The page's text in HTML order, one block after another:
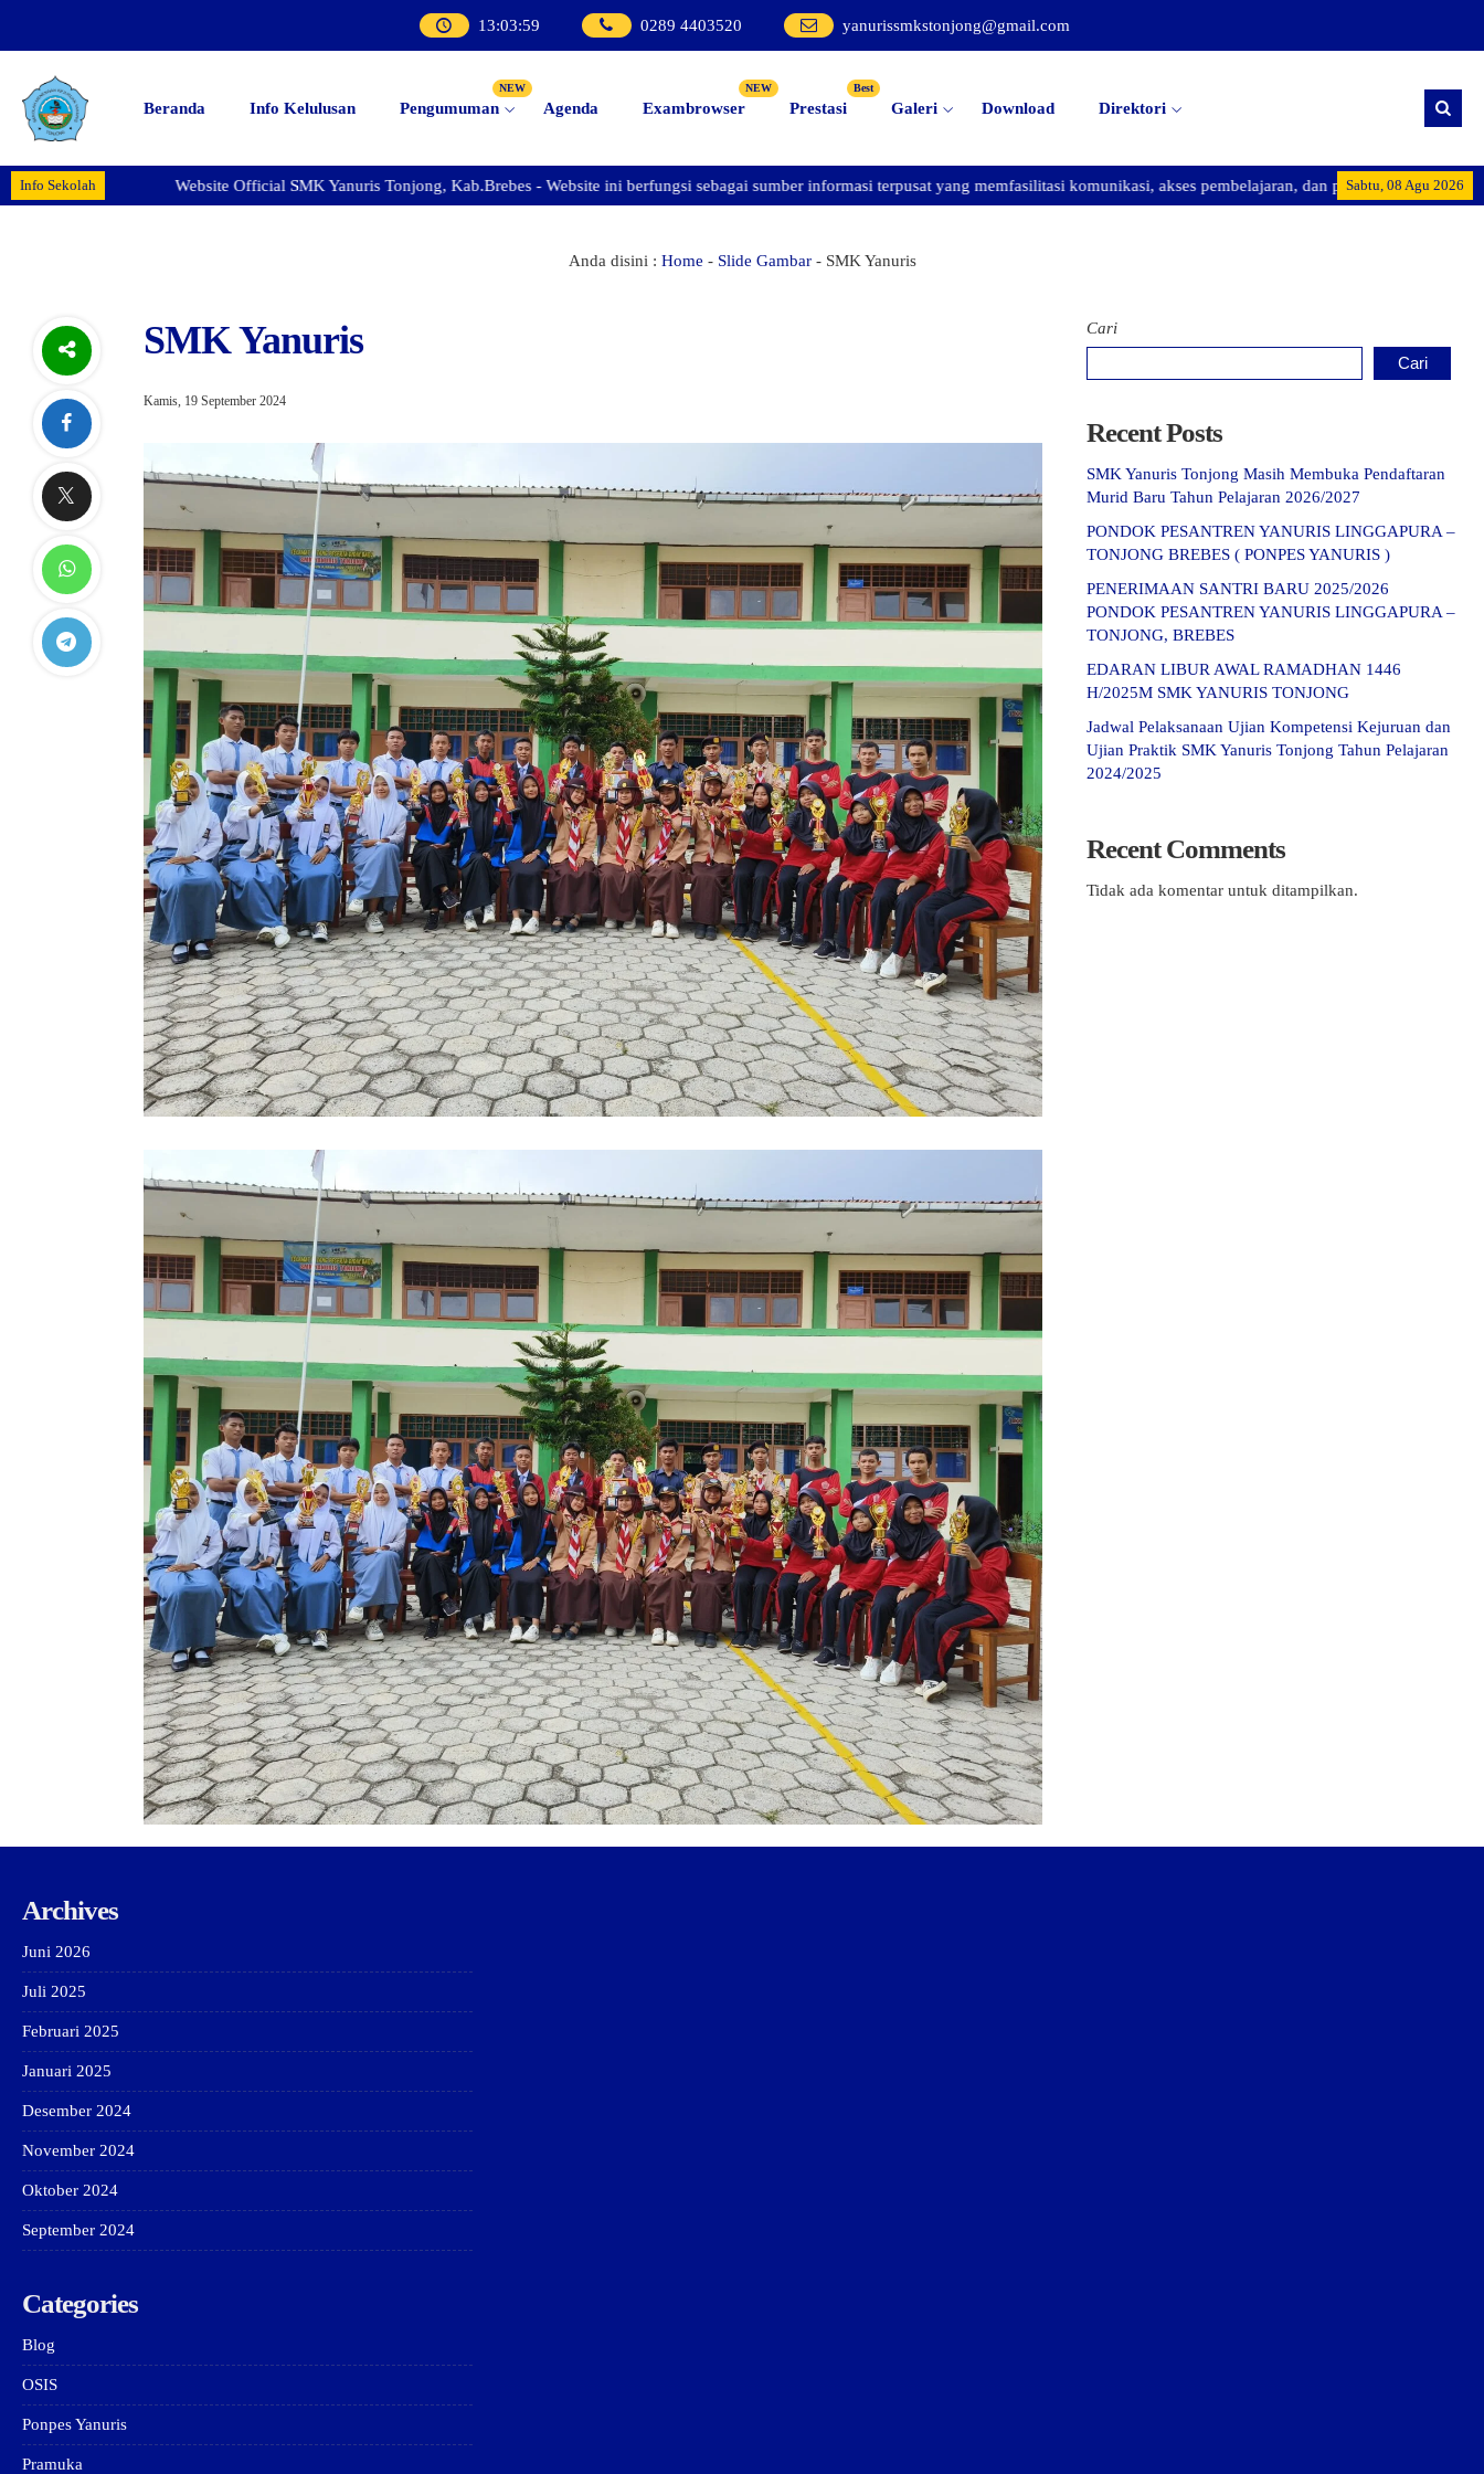
13:04:00 0289 4403520 yanurissmkstonjong@gmail.com
Beranda Info Kelulusan Pengumuman
NEW
Agenda Exambrowser
NEW
Prestasi
Best
Galeri Download Direktori
Info Sekolah Sabtu, 08 Agu 2026
Website Official SMK Yanuris Tonjong, Kab.Brebes - Website ini berfungsi sebagai sumber informasi terpusat yang memfasilitasi komunikasi, akses pembelajaran, dan promosi kegiatan sekolah.
Anda disini : Home - Slide Gambar- SMK Yanuris
SMK Yanuris
Kamis, 19 September 2024
Cari
Cari
Recent Posts
SMK Yanuris Tonjong Masih Membuka Pendaftaran
Murid Baru Tahun Pelajaran 2026/2027
PONDOK PESANTREN YANURIS LINGGAPURA –
TONJONG BREBES ( PONPES YANURIS )
PENERIMAAN SANTRI BARU 2025/2026
PONDOK PESANTREN YANURIS LINGGAPURA –
TONJONG, BREBES
EDARAN LIBUR AWAL RAMADHAN 1446
H/2025M SMK YANURIS TONJONG
Jadwal Pelaksanaan Ujian Kompetensi Kejuruan dan
Ujian Praktik SMK Yanuris Tonjong Tahun Pelajaran
2024/2025
Recent Comments
Tidak ada komentar untuk ditampilkan.
Archives
Juni 2026
Juli 2025
Februari 2025
Januari 2025
Desember 2024
November 2024
Oktober 2024
September 2024
Categories
Blog
OSIS
Ponpes Yanuris
Pramuka